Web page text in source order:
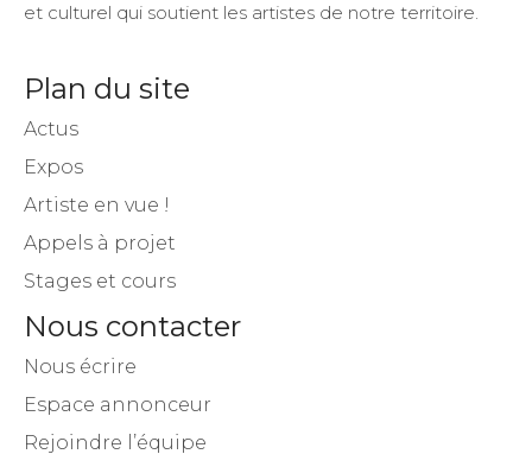
et culturel qui soutient les artistes de notre territoire.
Plan du site
Actus
Expos
Artiste en vue !
Appels à projet
Stages et cours
Nous contacter
Nous écrire
Espace annonceur
Rejoindre l’équipe